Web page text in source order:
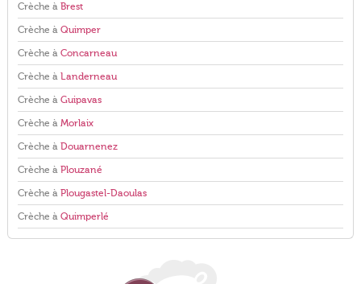
Crèche à Brest
Crèche à Quimper
Crèche à Concarneau
Crèche à Landerneau
Crèche à Guipavas
Crèche à Morlaix
Crèche à Douarnenez
Crèche à Plouzané
Crèche à Plougastel-Daoulas
Crèche à Quimperlé